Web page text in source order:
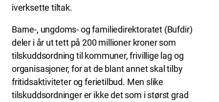
iverksette tiltak.
Barne-, ungdoms- og familiedirektoratet (Bufdir)
deler i år ut tett på 200 millioner kroner som
tilskuddsordning til kommuner, frivillige lag og
organisasjoner, for at de blant annet skal tilby
fritidsaktiviteter og ferietilbud. Men slike
tilskuddsordninger er ikke det som i størst grad